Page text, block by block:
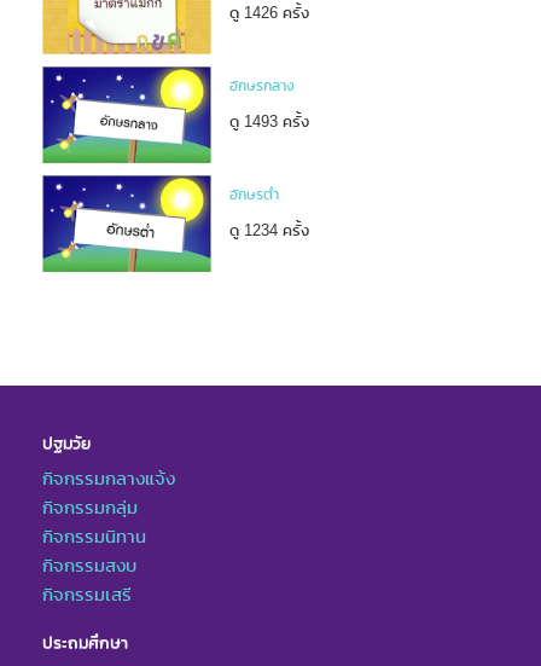
ดู 1426 ครั้ง
อักษรกลาง
ดู 1493 ครั้ง
อักษรต่ำ
ดู 1234 ครั้ง
ปฐมวัย
กิจกรรมกลางแจ้ง
กิจกรรมกลุ่ม
กิจกรรมนิทาน
กิจกรรมสงบ
กิจกรรมเสรี
ประถมศึกษา